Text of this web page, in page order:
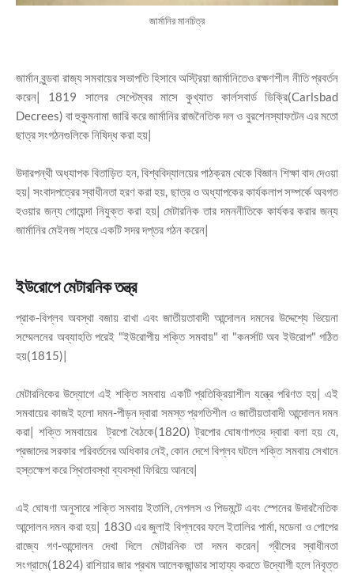
জার্মানির মানচিত্র
জার্মান বুন্ডবা রাজ্য সমবায়ের সভাপতি হিসাবে অস্ট্রিয়া জার্মানিতেও রক্ষণশীল নীতি প্রবর্তন
করেন| 1819 সালের সেপ্টেম্বর মাসে কুখ্যাত কার্লসবার্ড ডিক্রি(Carlsbad
Decrees) বা হুকুমনামা জারি করে জার্মানির রাজনৈতিক দল ও বুরশেনস্যাফটেন এর মতো
ছাত্র সংগঠনগুলিকে নিষিদ্ধ করা হয়|
উদারপন্থী অধ্যাপক বিতাড়িত হন, বিশ্ববিদ্যালয়ের পাঠক্রম থেকে বিজ্ঞান শিক্ষা বাদ দেওয়া
হয়| সংবাদপত্রের স্বাধীনতা হরণ করা হয়, ছাত্র ও অধ্যাপকের কার্যকলাপ সম্পর্কে অবগত
হওয়ার জন্য গোয়েন্দা নিযুক্ত করা হয়| মেটারনিক তার দমননীতিকে কার্যকর করার জন্য
জার্মানির মেইনজ শহরে একটি সদর দপ্তর গঠন করেন|
ইউরোপে মেটারনিক তন্ত্র
প্রাক-বিপ্লব অবস্থা বজায় রাখা এবং জাতীয়তাবাদী আন্দোলন দমনের উদ্দেশ্যে ভিয়েনা
সম্মেলনের অব্যাহতি পরেই "ইউরোপীয় শক্তি সমবায়" বা "কনর্সাট অব ইউরোপ" গঠিত
হয়(1815)|
মেটারনিকের উদ্যোগে এই শক্তি সমবায় একটি প্রতিক্রিয়াশীল যন্ত্রে পরিণত হয়| এই
সমবায়ের কাজই হলো দমন-পীড়ন দ্বারা সমস্ত প্রগতিশীল ও জাতীয়তাবাদী আন্দোলন দমন
করা| শক্তি সমবায়ের ট্রপো বৈঠকে(1820) ট্রপোর ঘোষণাপত্র দ্বারা বলা হয় যে,
প্রজাদের সরকার পরিবর্তনের অধিকার নেই, কোন দেশে বিপ্লব ঘটলে শক্তি সমবায় সেখানে
হস্তক্ষেপ করে স্থিতাবস্থা ব্যবস্থা ফিরিয়ে আনবে|
এই ঘোষণা অনুসারে শক্তি সমবায় ইতালি, নেপলস ও পিডমন্টে এবং স্পেনের উদারনৈতিক
আন্দোলন দমন করা হয়| 1830 এর জুলাই বিপ্লবের ফলে ইতালির পার্মা, মডেনা ও পোপের
রাজ্যে গণ-আন্দোলন দেখা দিলে মেটারনিক তা দমন করেন| গ্রীসের স্বাধীনতা
সংগ্রামে(1824) রাশিয়ার জার প্রথম আলেকজান্ডার সাহায্য করতে উদ্যোগী হলে নিবৃত্ত